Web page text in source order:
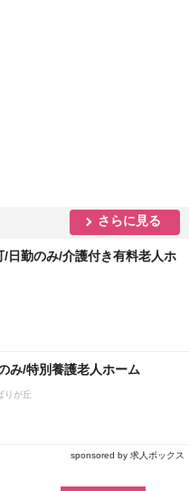
さらに見る
/日勤のみ/介護付き有料老人ホ
み/特別養護老人ホーム
りが丘
sponsored by 求人ボックス